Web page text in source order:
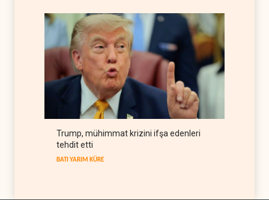
Trump, mühimmat krizini ifşa edenleri
tehdit etti
BATI YARIM KÜRE